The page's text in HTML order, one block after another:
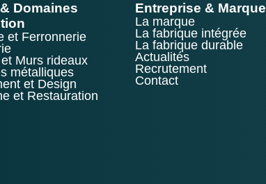
Domaines
et Ferronnerie
Murs rideaux
métalliques
et Design
et Restauration
Entreprise & Marque
La marque
La fabrique intégrée
La fabrique durable
Actualités
Recrutement
Contact